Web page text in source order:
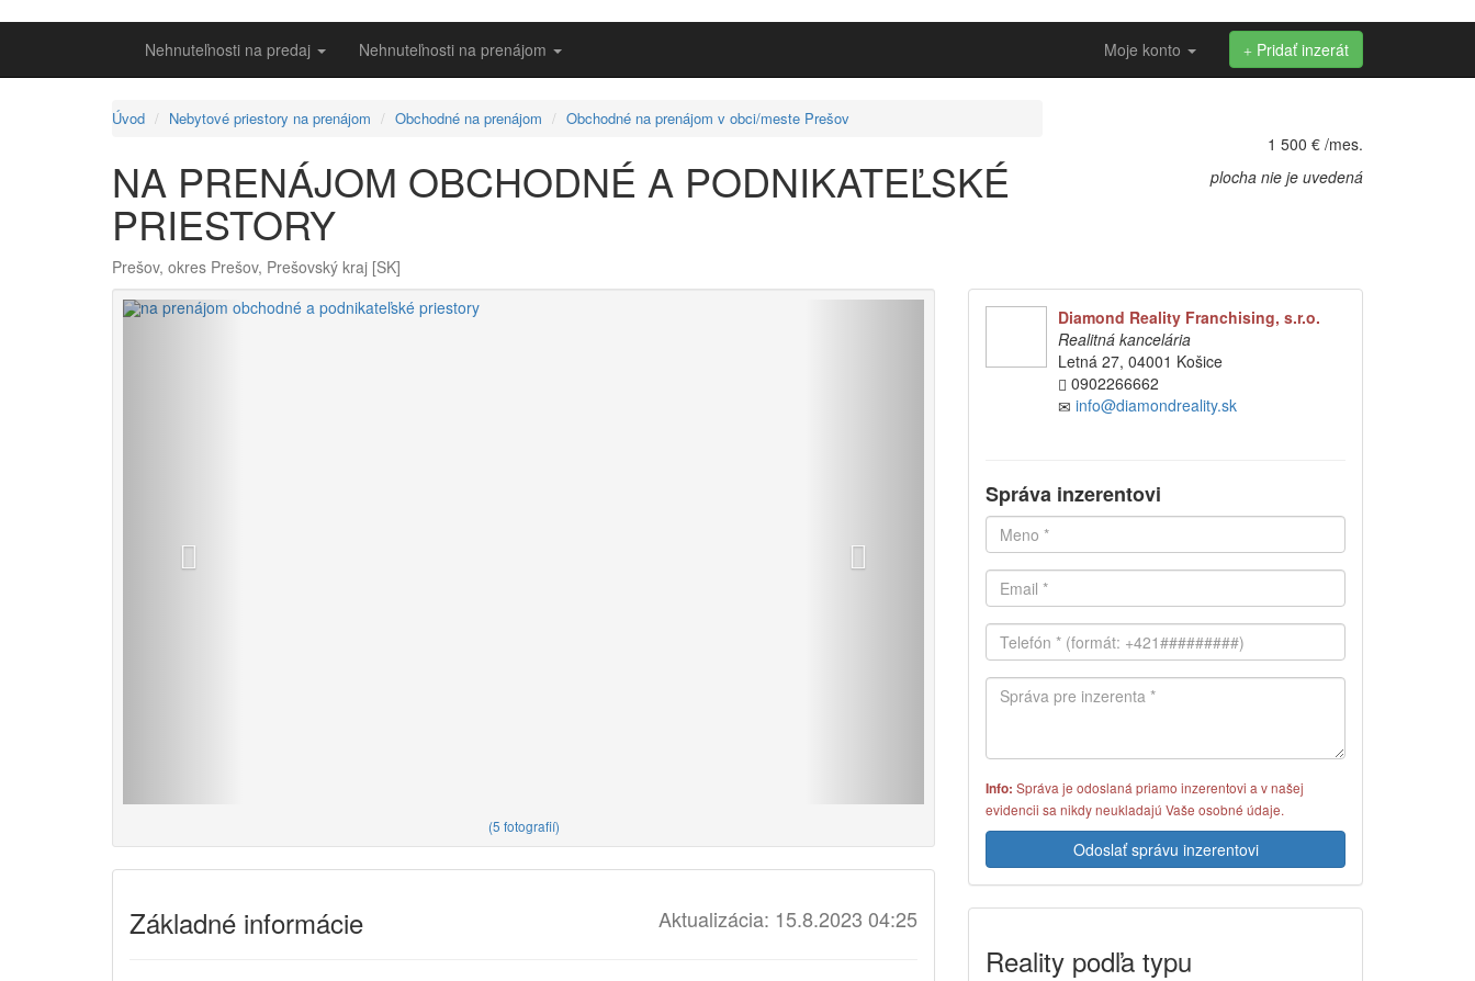
Nehnuteľnosti na predaj Nehnuteľnosti na prenájom Moje konto Pridať inzerát
Úvod Nebytové priestory na prenájom Obchodné na prenájom Obchodné na prenájom v obci/meste Prešov
NA PRENÁJOM OBCHODNÉ A PODNIKATEĽSKÉ
PRIESTORY
Prešov, okres Prešov, Prešovský kraj [SK]
1 500 € /mes.
plocha nie je uvedená
Späť
(5 fotografií)
Aktualizácia: 15.8.2023 04:25
Základné informácie
Diamond Reality Franchising, s.r.o.
Realitná kancelária
Letná 27, 04001 Košice
0902266662
info@diamondreality.sk
Správa inzerentovi
Info: Správa je odoslaná priamo inzerentovi a v našej
evidencii sa nikdy neukladajú Vaše osobné údaje.
Odoslať správu inzerentovi
Reality podľa typu